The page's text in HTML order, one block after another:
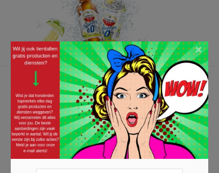
Proef Amstel Radler dubbel citrus 0% gratis
03/08/2017 ·GRATIS LEVENSMIDDELEN,GRATIS PRODUCTEN
Ook helemaal gek van Amstel Radler? Deze zomer zullen er
ongetwijfeld de nodige ‘Radlertjes’ gedronken worden tijdens de
barbecue en wie weet wil jij deze topper ook wel eens proberen! De
Amstel Radler dubbel citrus 0% kun je nu gratis proberen. Wanneer je
vier blikjes (33 cl) of een 6-pack in de supermarkt haalt, kun...
×